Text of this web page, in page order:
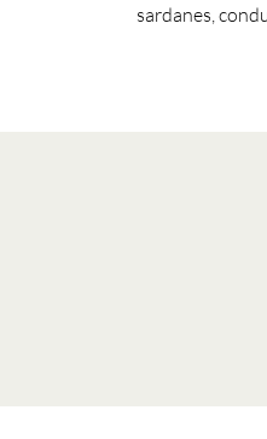
sardanes,